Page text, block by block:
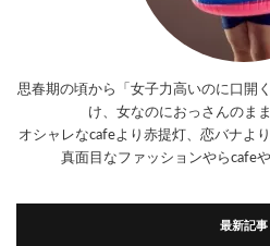
思春期の頃から「女子力高いのに口開
け、女なのにおっさんのま
オシャレなcafeより赤提灯、恋バナよ
真面目なファッションやらcafe
最新記事